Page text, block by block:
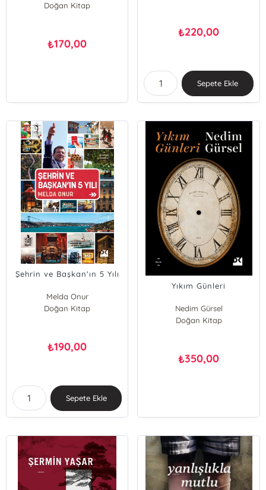
Doğan Kitap
₺170,00
₺220,00
Sepete Ekle
Şehrin ve Başkan'ın 5 Yılı
Melda Onur
Doğan Kitap
₺190,00
Sepete Ekle
Yıkım Günleri
Nedim Gürsel
Doğan Kitap
₺350,00